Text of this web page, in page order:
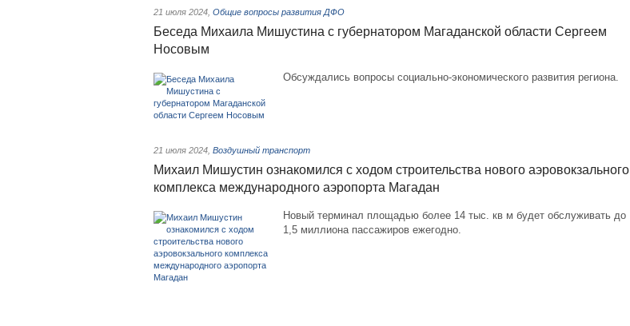
21 июля 2024 Общие вопросы развития ДФО
Беседа Михаила Мишустина с губернатором Магаданской области Сергеем
Носовым
Обсуждались вопросы социально-экономического развития региона.
21 июля 2024 Воздушный транспорт
Михаил Мишустин ознакомился с ходом строительства нового аэровокзального
комплекса международного аэропорта Магадан
Новый терминал площадью более 14 тыс. кв м будет обслуживать до
1,5 миллиона пассажиров ежегодно.